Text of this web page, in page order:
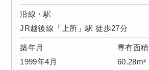
沿線・駅
JR越後線「上所」駅 徒歩27分
築年月
1999年4月
専有面積
60.28m²